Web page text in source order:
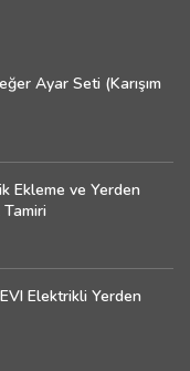
Ayar Seti (Karışım
Ekleme ve Yerden
Elektrikli Yerden